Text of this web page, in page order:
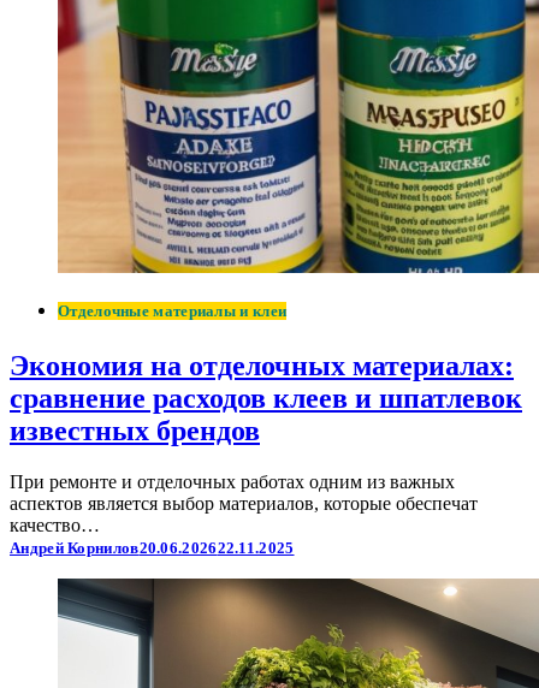
Отделочные материалы и клеи
Экономия на отделочных материалах:
сравнение расходов клеев и шпатлевок
известных брендов
При ремонте и отделочных работах одним из важных
аспектов является выбор материалов, которые обеспечат
качество…
Андрей Корнилов20.06.202622.11.2025